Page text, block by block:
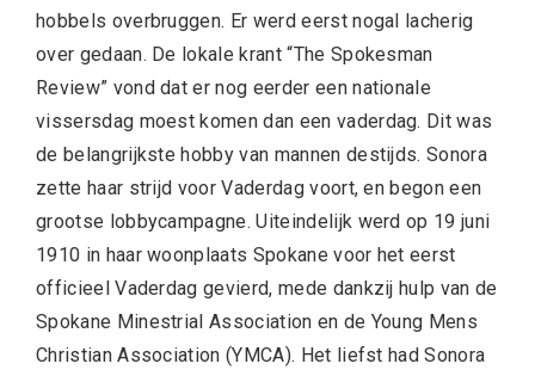
hobbels overbruggen. Er werd eerst nogal lacherig
over gedaan. De lokale krant “The Spokesman
Review” vond dat er nog eerder een nationale
vissersdag moest komen dan een vaderdag. Dit was
de belangrijkste hobby van mannen destijds. Sonora
zette haar strijd voor Vaderdag voort, en begon een
grootse lobbycampagne. Uiteindelijk werd op 19 juni
1910 in haar woonplaats Spokane voor het eerst
officieel Vaderdag gevierd, mede dankzij hulp van de
Spokane Minestrial Association en de Young Mens
Christian Association (YMCA). Het liefst had Sonora